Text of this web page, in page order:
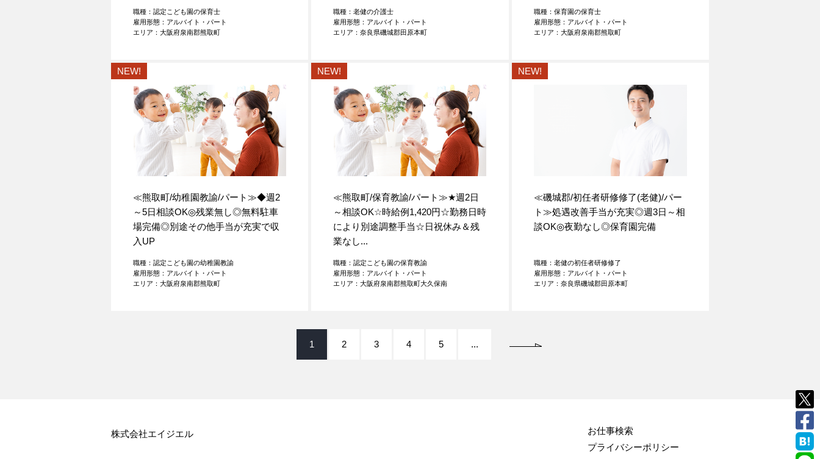
職種：認定こども園の保育士
雇用形態：アルバイト・パート
エリア：大阪府泉南郡熊取町
職種：老健の介護士
雇用形態：アルバイト・パート
エリア：奈良県磯城郡田原本町
職種：保育園の保育士
雇用形態：アルバイト・パート
エリア：大阪府泉南郡熊取町
NEW!
≪熊取町/幼稚園教諭/パート≫◆週2
～5日相談OK◎残業無し◎無料駐車
場完備◎別途その他手当が充実で収
入UP
職種：認定こども園の幼稚園教諭
雇用形態：アルバイト・パート
エリア：大阪府泉南郡熊取町
NEW!
≪熊取町/保育教諭/パート≫★週2日
～相談OK☆時給例1,420円☆勤務日時
により別途調整手当☆日祝休み＆残
業なし...
職種：認定こども園の保育教諭
雇用形態：アルバイト・パート
エリア：大阪府泉南郡熊取町大久保南
NEW!
≪磯城郡/初任者研修修了(老健)/パー
ト≫処遇改善手当が充実◎週3日～相
談OK◎夜勤なし◎保育園完備
職種：老健の初任者研修修了
雇用形態：アルバイト・パート
エリア：奈良県磯城郡田原本町
1 2 3 4 5 ...
お仕事検索
プライバシーポリシー
株式会社エイジエル